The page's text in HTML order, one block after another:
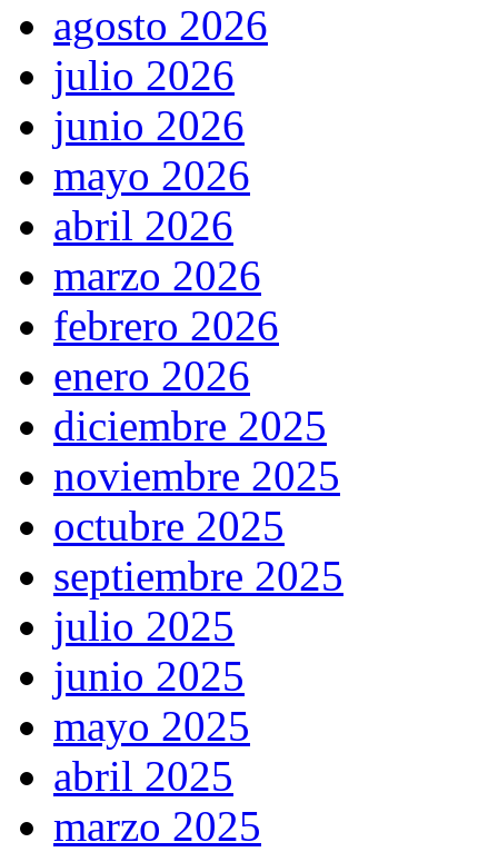
agosto 2026
julio 2026
junio 2026
mayo 2026
abril 2026
marzo 2026
febrero 2026
enero 2026
diciembre 2025
noviembre 2025
octubre 2025
septiembre 2025
julio 2025
junio 2025
mayo 2025
abril 2025
marzo 2025